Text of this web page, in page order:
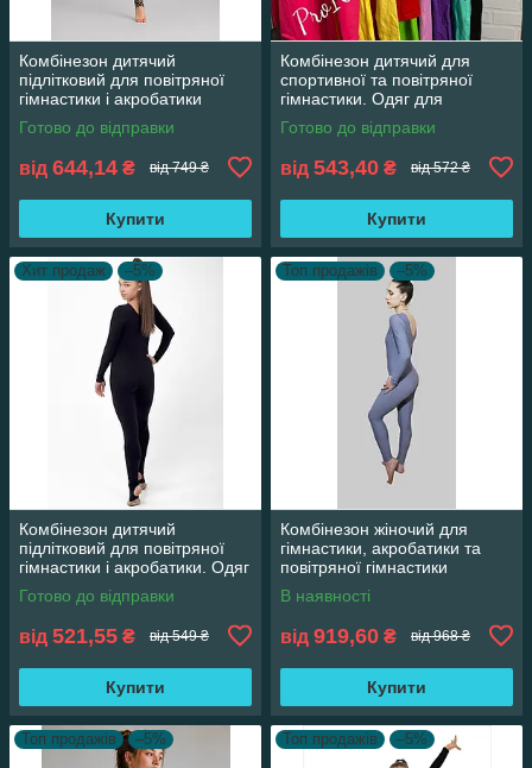
Комбінезон дитячий
підлітковий для повітряної
гімнастики і акробатики
Готово до відправки
від 644,14 ₴ від 749 ₴
Купити
Комбінезон дитячий для
спортивної та повітряної
гімнастики. Одяг для
гімнастики та акробатики
Готово до відправки
від 543,40 ₴ від 572 ₴
Купити
Хит продаж –5%
Комбінезон дитячий
підлітковий для повітряної
гімнастики і акробатики. Одяг
для акробатики.
Готово до відправки
від 521,55 ₴ від 549 ₴
Купити
Топ продажів –5%
Комбінезон жіночий для
гімнастики, акробатики та
повітряної гімнастики
В наявності
від 919,60 ₴ від 968 ₴
Купити
Топ продажів –5% Топ продажів –5%